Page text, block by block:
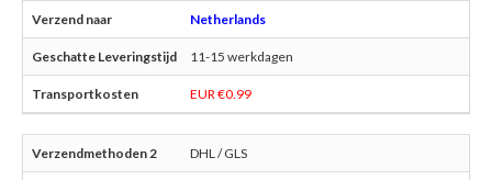
Netherlands
11-15 werkdagen
EUR €0.99
DHL / GLS